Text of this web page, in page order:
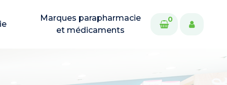
Marques parapharmacie
et médicaments
0